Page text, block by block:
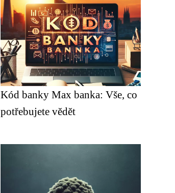
Kód banky Max banka: Vše, co
potřebujete vědět